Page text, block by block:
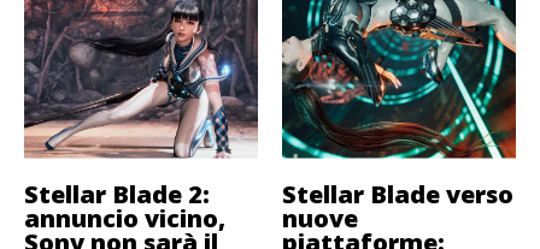
Stellar Blade 2:
annuncio vicino,
Sony non sarà il
Stellar Blade verso
nuove
piattaforme: